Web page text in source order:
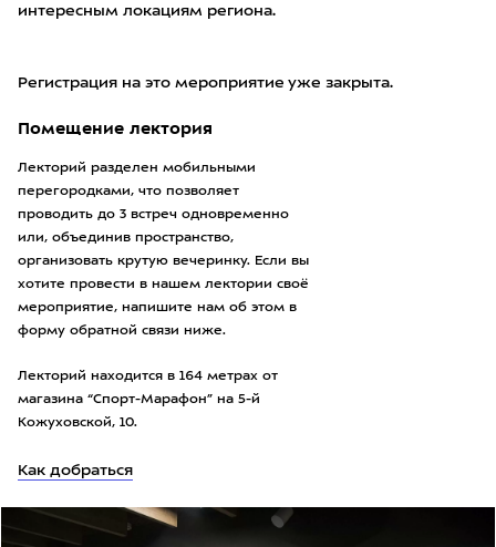
интересным локациям региона.
Регистрация на это мероприятие уже закрыта.
Помещение лектория
Лекторий разделен мобильными
перегородками, что позволяет
проводить до 3 встреч одновременно
или, объединив пространство,
организовать крутую вечеринку. Если вы
хотите провести в нашем лектории своё
мероприятие, напишите нам об этом в
форму обратной связи ниже.
Лекторий находится в 164 метрах от
магазина “Спорт-Марафон” на 5-й
Кожуховской, 10.
Как добраться